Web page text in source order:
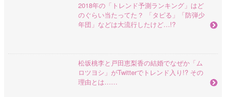
2018年の「トレンド予測ランキング」はど
のぐらい当たってた？ 「タピる」「防弾少
年団」などは大流行したけど…!?
松坂桃李と戸田恵梨香の結婚でなぜか「ム
ロツヨシ」がTwitterでトレンド入り!? その
理由とは……